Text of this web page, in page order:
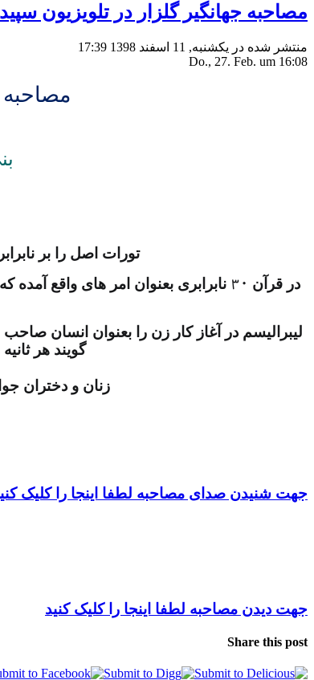
مصاحبه جهانگیر گلزار در تلویزیون
منتشر شده در یکشنبه, 11 اسفند 1398 17:39
Do., 27. Feb. um 16:08
مصاحبه
تورات اصل را بر
در قرآن ۳۰ نابرابری بعنوان امر های واقع آمده
لیبرالیسم در آغاز کار زن را بعنوان انسان
گویند هر
زنان و دختران
جهت شنیدن صدای مصاحبه لطفا اینجا را کلیک
جهت دیدن مصاحبه لطفا اینجا را کلیک کنید
Share this post